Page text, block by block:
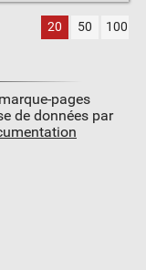
20 50 100
pages
de données par